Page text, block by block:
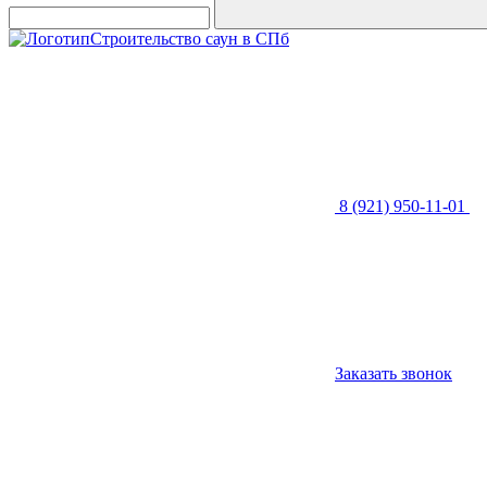
Строительство саун в СПб
8 (921) 950-11-01
Заказать звонок